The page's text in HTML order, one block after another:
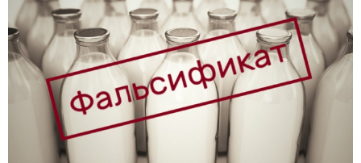
БЕЗОПАСНОСТЬ
ПРОИCШЕСТВИЯ
АФИША